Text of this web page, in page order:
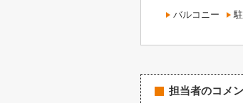
バルコニー
担当者のコメ